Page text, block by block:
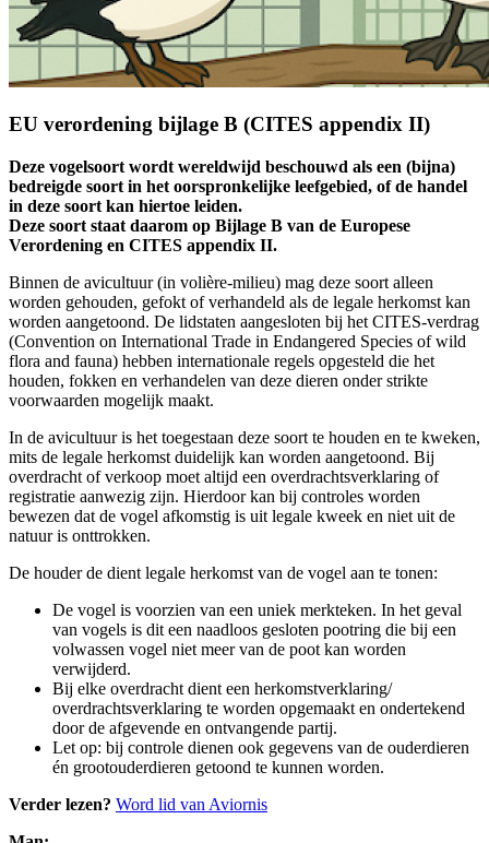
EU verordening bijlage B (CITES appendix II)
Deze vogelsoort wordt wereldwijd beschouwd als een (bijna)
bedreigde soort in het oorspronkelijke leefgebied, of de handel
in deze soort kan hiertoe leiden.
Deze soort staat daarom op Bijlage B van de Europese
Verordening en CITES appendix II.
Binnen de avicultuur (in volière-milieu) mag deze soort alleen
worden gehouden, gefokt of verhandeld als de legale herkomst kan
worden aangetoond. De lidstaten aangesloten bij het CITES-verdrag
(Convention on International Trade in Endangered Species of wild
flora and fauna) hebben internationale regels opgesteld die het
houden, fokken en verhandelen van deze dieren onder strikte
voorwaarden mogelijk maakt.
In de avicultuur is het toegestaan deze soort te houden en te kweken,
mits de legale herkomst duidelijk kan worden aangetoond. Bij
overdracht of verkoop moet altijd een overdrachtsverklaring of
registratie aanwezig zijn. Hierdoor kan bij controles worden
bewezen dat de vogel afkomstig is uit legale kweek en niet uit de
natuur is onttrokken.
De houder de dient legale herkomst van de vogel aan te tonen:
De vogel is voorzien van een uniek merkteken. In het geval
van vogels is dit een naadloos gesloten pootring die bij een
volwassen vogel niet meer van de poot kan worden
verwijderd.
Bij elke overdracht dient een herkomstverklaring/
overdrachtsverklaring te worden opgemaakt en ondertekend
door de afgevende en ontvangende partij.
Let op: bij controle dienen ook gegevens van de ouderdieren
én grootouderdieren getoond te kunnen worden.
Verder lezen? Word lid van Aviornis